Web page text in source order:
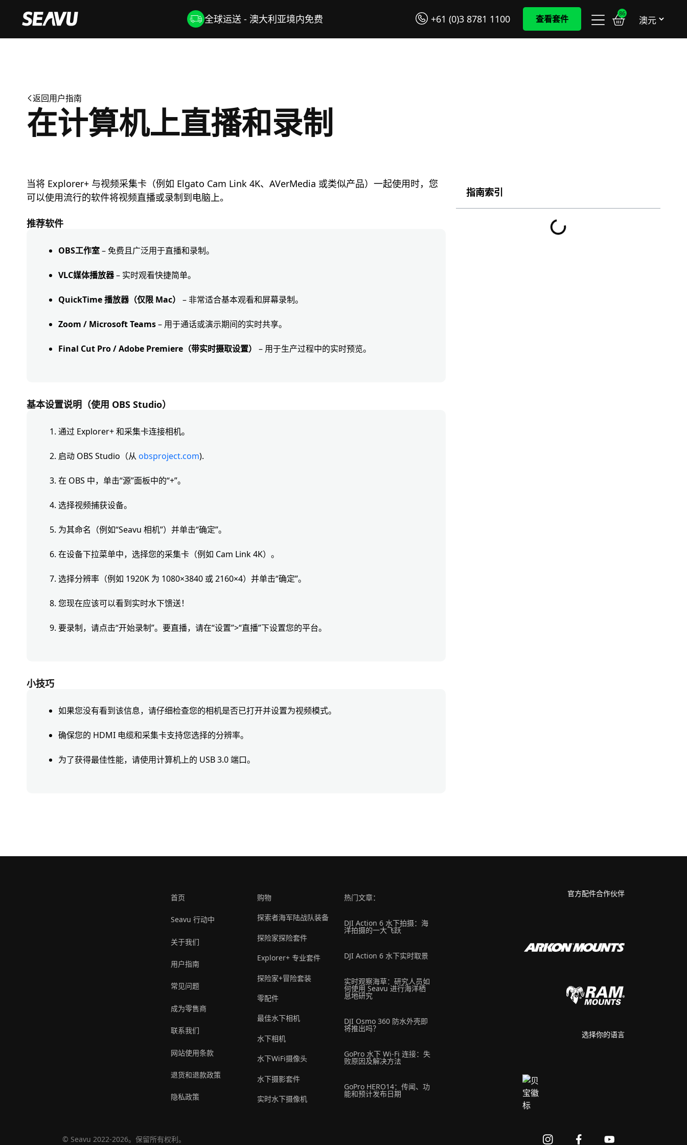
全球运送 - 澳大利亚境内免费 +61 (0)3 8781 1100 查看套件
86
返回用户指南
在计算机上直播和录制
当将 Explorer+ 与视频采集卡（例如 Elgato Cam Link 4K、AVerMedia 或类似产品）一起使用时，您
可以使用流行的软件将视频直播或录制到电脑上。
推荐软件
OBS工作室– 免费且广泛用于直播和录制。
VLC媒体播放器– 实时观看快捷简单。
QuickTime 播放器（仅限 Mac） – 非常适合基本观看和屏幕录制。
Zoom / Microsoft Teams– 用于通话或演示期间的实时共享。
Final Cut Pro / Adob​​e Premiere（带实时摄取设置） – 用于生产过程中的实时预览。
基本设置说明（使用 OBS Studio）
通过 Explorer+ 和采集卡连接相机。
启动 OBS Studio（从 obsproject.com).
在 OBS 中，单击“源”面板中的“+”。
选择视频捕获设备。
为其命名（例如“Seavu 相机”）并单击“确定”。
在设备下拉菜单中，选择您的采集卡（例如 Cam Link 4K）。
选择分辨率（例如 1920K 为 1080×3840 或 2160×4）并单击“确定”。
您现在应该可以看到实时水下馈送！
要录制，请点击“开始录制”。要直播，请在“设置”>“直播”下设置您的平台。
小技巧
如果您没有看到该信息，请仔细检查您的相机是否已打开并设置为视频模式。
确保您的 HDMI 电缆和采集卡支持您选择的分辨率。
为了获得最佳性能，请使用计算机上的 USB 3.0 端口。
指南索引
首页
Seavu 行动中
关于我们
用户指南
常见问题
成为零售商
联系我们
网站使用条款
退货和退款政策
隐私政策
购物
探索者海军陆战队装备
探险家探险套件
Explorer+ 专业套件
探险家+冒险套装
零配件
最佳水下相机
水下相机
水下WiFi摄像头
水下摄影套件
实时水下摄像机
热门文章：
DJI Action 6 水下拍摄：海
洋拍摄的一大飞跃
DJI Action 6 水下实时取景
实时观察海草：研究人员如
何使用 Seavu 进行海洋栖
息地研究
DJI Osmo 360 防水外壳即
将推出吗？
GoPro 水下 Wi-Fi 连接：失
败原因及解决方法
GoPro HERO14：传闻、功
能和预计发布日期
官方配件合作伙伴
选择你的语言
© Seavu 2022-2026。保留所有权利。